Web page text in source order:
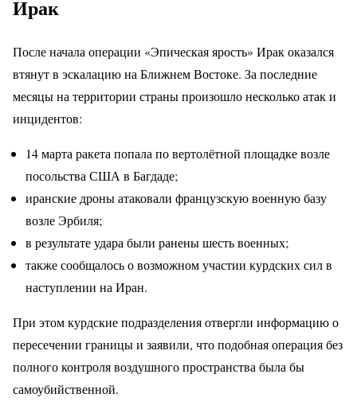
Ирак
После начала операции «Эпическая ярость» Ирак оказался
втянут в эскалацию на Ближнем Востоке. За последние
месяцы на территории страны произошло несколько атак и
инцидентов:
14 марта ракета попала по вертолётной площадке возле
посольства США в Багдаде;
иранские дроны атаковали французскую военную базу
возле Эрбиля;
в результате удара были ранены шесть военных;
также сообщалось о возможном участии курдских сил в
наступлении на Иран.
При этом курдские подразделения отвергли информацию о
пересечении границы и заявили, что подобная операция без
полного контроля воздушного пространства была бы
самоубийственной.